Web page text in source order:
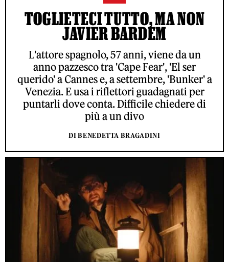
TOGLIETECI TUTTO, MA NON
JAVIER BARDEM
L'attore spagnolo, 57 anni, viene da un
anno pazzesco tra 'Cape Fear', 'El ser
querido' a Cannes e, a settembre, 'Bunker' a
Venezia. E usa i riflettori guadagnati per
puntarli dove conta. Difficile chiedere di
più a un divo
DI BENEDETTA BRAGADINI